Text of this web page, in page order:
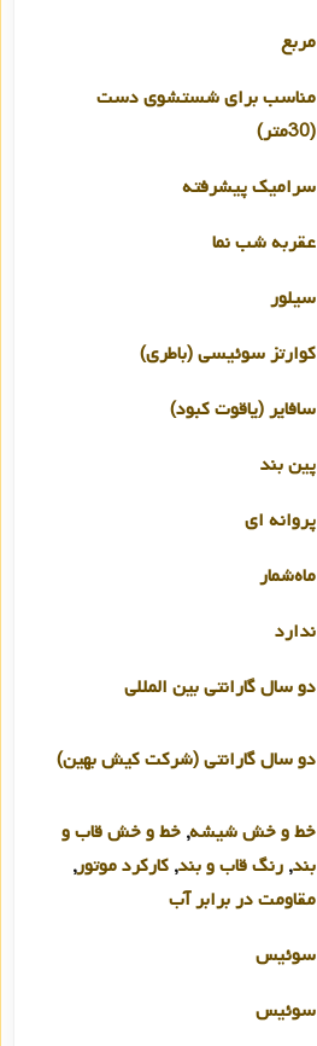
مربع
مناسب برای شستشوی دست
(30متر)
سرامیک پیشرفته
عقربه شب نما
سیلور
کوارتز سوئیسی (باطری)
سافایر (یاقوت کبود)
پین بند
پروانه ای
ماه‌شمار
ندارد
دو سال گارانتی بین المللی
دو سال گارانتی (شرکت کیش بهین)
خط و خش شیشه, خط و خش قاب و
بند, رنگ قاب و بند, کارکرد موتور,
مقاومت در برابر آب
سوئیس
سوئیس